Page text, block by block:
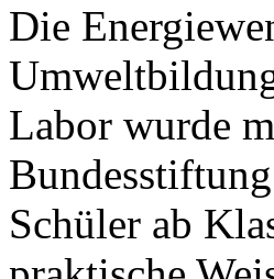
Die
Labor wurde
Schüler ab